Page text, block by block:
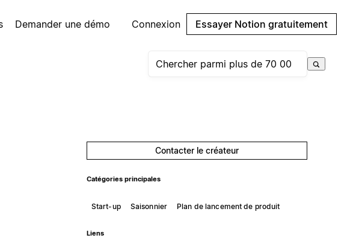
Demander une démo Connexion Essayer Notion gratuitement
Contacter le créateur
Catégories principales
Start-up Saisonnier Plan de lancement de produit
Liens